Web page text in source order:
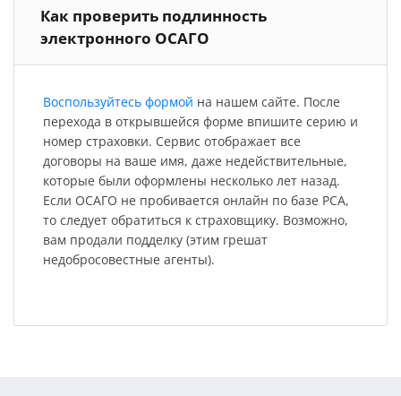
Как проверить подлинность
электронного ОСАГО
Воспользуйтесь формой на нашем сайте. После
перехода в открывшейся форме впишите серию и
номер страховки. Сервис отображает все
договоры на ваше имя, даже недействительные,
которые были оформлены несколько лет назад.
Если ОСАГО не пробивается онлайн по базе РСА,
то следует обратиться к страховщику. Возможно,
вам продали подделку (этим грешат
недобросовестные агенты).